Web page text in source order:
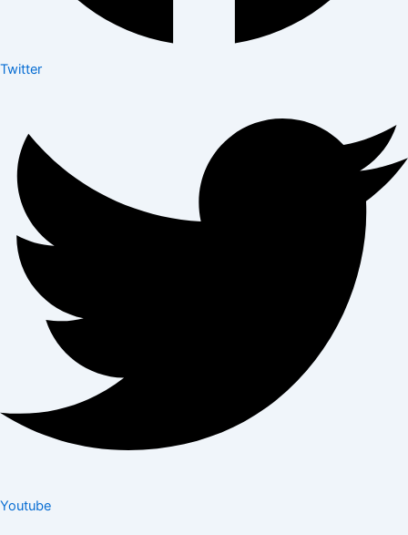
Twitter
Youtube